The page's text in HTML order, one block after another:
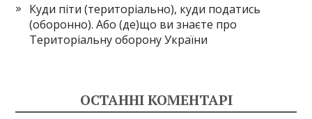
Куди піти (територіально), куди податись
(оборонно). Або (де)що ви знаєте про
Територіальну оборону України
ОСТАННІ КОМЕНТАРІ